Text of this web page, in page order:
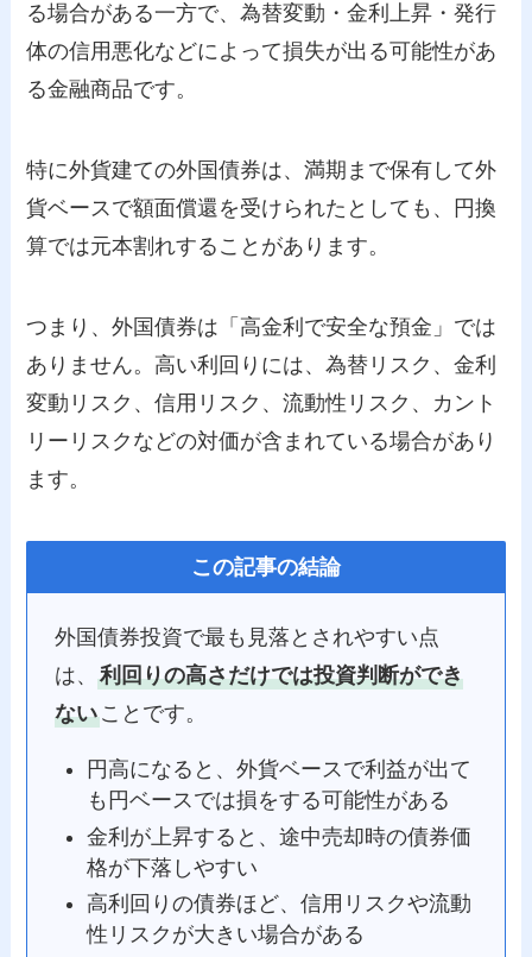
る場合がある一方で、為替変動・金利上昇・発行
体の信用悪化などによって損失が出る可能性があ
る金融商品です。
特に外貨建ての外国債券は、満期まで保有して外
貨ベースで額面償還を受けられたとしても、円換
算では元本割れすることがあります。
つまり、外国債券は「高金利で安全な預金」では
ありません。高い利回りには、為替リスク、金利
変動リスク、信用リスク、流動性リスク、カント
リーリスクなどの対価が含まれている場合があり
ます。
この記事の結論
外国債券投資で最も見落とされやすい点
は、 利回りの高さだけでは投資判断ができ
ないことです。
円高になると、外貨ベースで利益が出て
も円ベースでは損をする可能性がある
金利が上昇すると、途中売却時の債券価
格が下落しやすい
高利回りの債券ほど、信用リスクや流動
性リスクが大きい場合がある